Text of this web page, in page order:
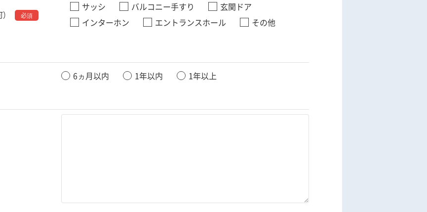
サッシ バルコニー手すり
玄関ドア
インターホン
エントランスホール その他
6ヵ月以内 1年以内 1年以上